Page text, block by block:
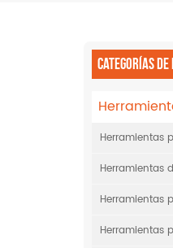
CATEGORÍAS DE
Herramientas
Herramientas
Herramientas
Herramientas